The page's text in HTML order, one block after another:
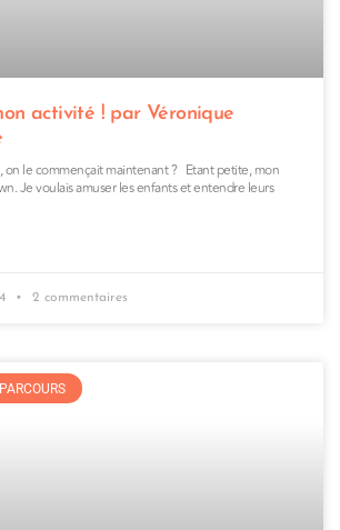
activité ! par Véronique
on le commençait maintenant ? Etant petite, mon
Je voulais amuser les enfants et entendre leurs
2 commentaires